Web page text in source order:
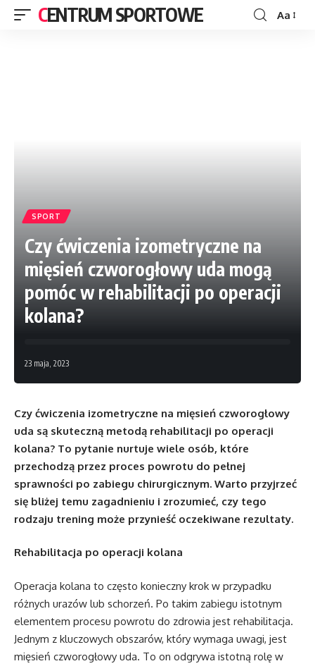
CENTRUM SPORTOWE Aa
SPORT
Czy ćwiczenia izometryczne na
mięsień czworogłowy uda mogą
pomóc w rehabilitacji po operacji
kolana?
23 maja, 2023
Czy ćwiczenia izometryczne na mięsień czworogłowy
uda są skuteczną metodą rehabilitacji po operacji
kolana? To pytanie nurtuje wiele osób, które
przechodzą przez proces powrotu do pełnej
sprawności po zabiegu chirurgicznym. Warto przyjrzeć
się bliżej temu zagadnieniu i zrozumieć, czy tego
rodzaju trening może przynieść oczekiwane rezultaty.
Rehabilitacja po operacji kolana
Operacja kolana to często konieczny krok w przypadku
różnych urazów lub schorzeń. Po takim zabiegu istotnym
elementem procesu powrotu do zdrowia jest rehabilitacja.
Jednym z kluczowych obszarów, który wymaga uwagi, jest
mięsień czworogłowy uda. To on odgrywa istotną rolę w